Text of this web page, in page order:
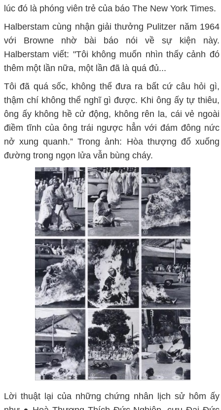
lúc đó là phóng viên trẻ của báo The New York Times.
Halberstam cùng nhận giải thưởng Pulitzer năm 1964
với Browne nhờ bài báo nói về sự kiện này.
Halberstam viết: "Tôi không muốn nhìn thấy cảnh đó
thêm một lần nữa, một lần đã là quá đủ...
Tôi đã quá sốc, không thể đưa ra bất cứ câu hỏi gì,
thậm chí không thể nghĩ gì được. Khi ông ấy tự thiêu,
ông ấy không hề cử động, không rên la, cái vẻ ngoài
điềm tĩnh của ông trái ngược hẳn với đám đông nức
nở xung quanh.” Trong ảnh: Hòa thượng đổ xuống
đường trong ngọn lửa vẫn bùng cháy.
Lời thuật lại của những chứng nhân lịch sử hôm ấy